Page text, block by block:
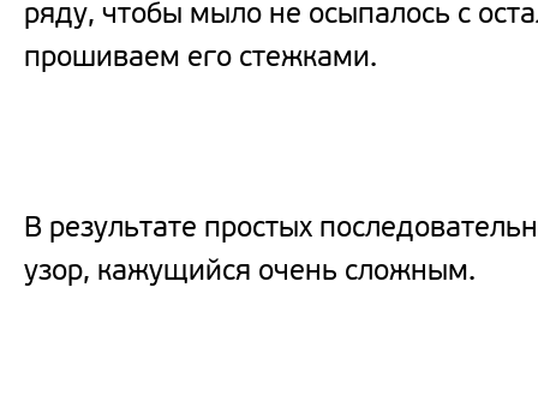
ряду, чтобы мыло не осыпалось с
прошиваем его стежками.
В результате простых
узор, кажущийся очень сложным.